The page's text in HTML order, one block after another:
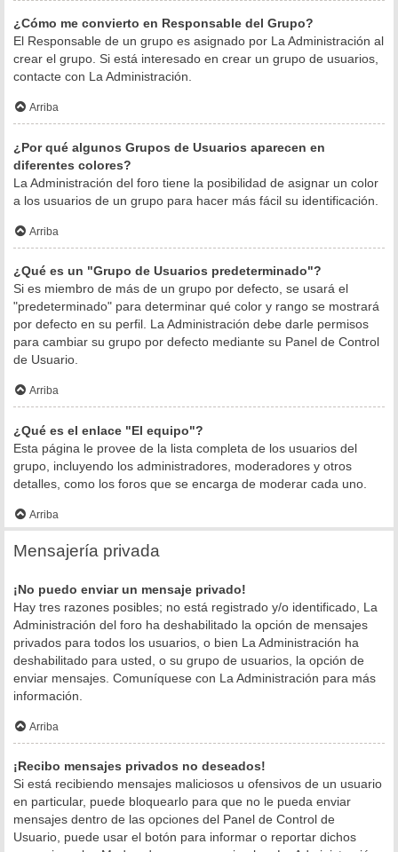
¿Cómo me convierto en Responsable del Grupo?
El Responsable de un grupo es asignado por La Administración al
crear el grupo. Si está interesado en crear un grupo de usuarios,
contacte con La Administración.
Arriba
¿Por qué algunos Grupos de Usuarios aparecen en
diferentes colores?
La Administración del foro tiene la posibilidad de asignar un color
a los usuarios de un grupo para hacer más fácil su identificación.
Arriba
¿Qué es un "Grupo de Usuarios predeterminado"?
Si es miembro de más de un grupo por defecto, se usará el
"predeterminado" para determinar qué color y rango se mostrará
por defecto en su perfil. La Administración debe darle permisos
para cambiar su grupo por defecto mediante su Panel de Control
de Usuario.
Arriba
¿Qué es el enlace "El equipo"?
Esta página le provee de la lista completa de los usuarios del
grupo, incluyendo los administradores, moderadores y otros
detalles, como los foros que se encarga de moderar cada uno.
Arriba
Mensajería privada
¡No puedo enviar un mensaje privado!
Hay tres razones posibles; no está registrado y/o identificado, La
Administración del foro ha deshabilitado la opción de mensajes
privados para todos los usuarios, o bien La Administración ha
deshabilitado para usted, o su grupo de usuarios, la opción de
enviar mensajes. Comuníquese con La Administración para más
información.
Arriba
¡Recibo mensajes privados no deseados!
Si está recibiendo mensajes maliciosos u ofensivos de un usuario
en particular, puede bloquearlo para que no le pueda enviar
mensajes dentro de las opciones del Panel de Control de
Usuario, puede usar el botón para informar o reportar dichos